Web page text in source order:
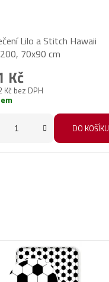
Lilo a Stitch Hawaii
70x90 cm
Kč bez DPH
Kč
DO KOŠÍKU